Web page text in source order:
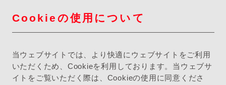
Cookieの使用について
当ウェブサイトでは、より快適にウェブサイトをご利用
いただくため、Cookieを利用しております。当ウェブサ
イトをご覧いただく際は、Cookieの使用に同意くださ